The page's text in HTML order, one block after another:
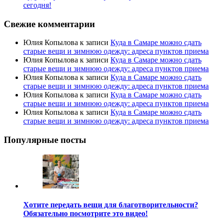
сегодня!
Свежие комментарии
Юлия Копылова к записи Куда в Самаре можно сдать
старые вещи и зимнюю одежду: адреса пунктов приема
Юлия Копылова к записи Куда в Самаре можно сдать
старые вещи и зимнюю одежду: адреса пунктов приема
Юлия Копылова к записи Куда в Самаре можно сдать
старые вещи и зимнюю одежду: адреса пунктов приема
Юлия Копылова к записи Куда в Самаре можно сдать
старые вещи и зимнюю одежду: адреса пунктов приема
Юлия Копылова к записи Куда в Самаре можно сдать
старые вещи и зимнюю одежду: адреса пунктов приема
Популярные посты
Хотите передать вещи для благотворительности?
Обязательно посмотрите это видео!